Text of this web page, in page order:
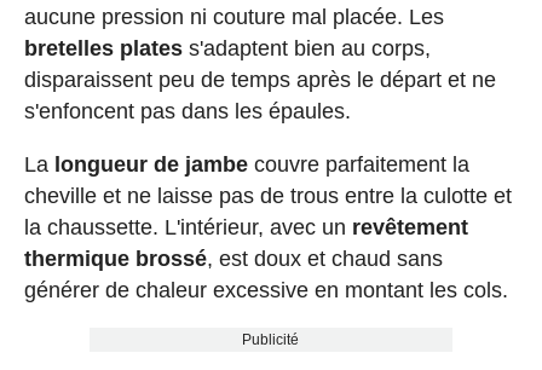
aucune pression ni couture mal placée. Les
bretelles platess'adaptent bien au corps,
disparaissent peu de temps après le départ et ne
s'enfoncent pas dans les épaules.
La longueur de jambecouvre parfaitement la
cheville et ne laisse pas de trous entre la culotte et
la chaussette. L'intérieur, avec un revêtement
thermique brossé, est doux et chaud sans
générer de chaleur excessive en montant les cols.
Publicité